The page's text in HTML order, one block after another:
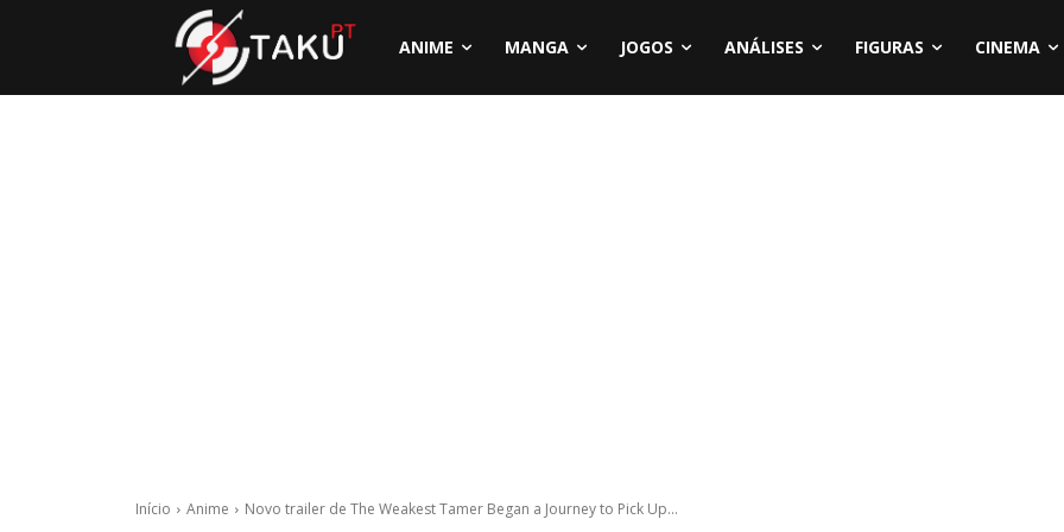
ANIME MANGA JOGOS ANÁLISES FIGURAS CINEMA
Início Anime Novo trailer de The Weakest Tamer Began a Journey to Pick Up...